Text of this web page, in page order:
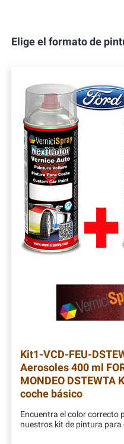
Elige el formato de
Kit1-VCD-FEU-
Aerosoles 400 ml
MONDEO DSTEWTA
coche básico
Encuentra el color correcto
nuestros kit de pintura para